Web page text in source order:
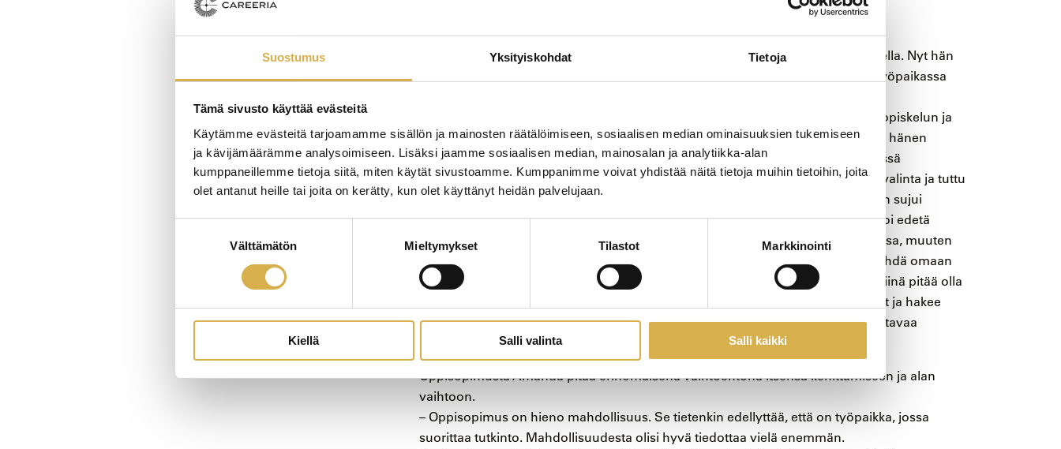
Suostumus Yksityiskohdat Tietoja
Tämä sivusto käyttää evästeitä
Käytämme evästeitä tarjoamamme sisällön ja mainosten räätälöimiseen, sosiaalisen median ominaisuuksien tukemiseen
ja kävijämäärämme analysoimiseen. Lisäksi jaamme sosiaalisen median, mainosalan ja analytiikka-alan
kumppaneillemme tietoja siitä, miten käytät sivustoamme. Kumppanimme voivat yhdistää näitä tietoja muihin tietoihin, joita
olet antanut heille tai joita on kerätty, kun olet käyttänyt heidän palvelujaan.
Välttämätön Mieltymykset Tilastot Markkinointi
Kiellä Salli valinta Salli kaikki
Amanda on tyytyväinen, että uuden ammatin opiskelu onnistui oppisopimuksella. Nyt hän
aloittelee jo uutta uraa reilun puolentoista vuoden opintojen jälkeen uudessa työpaikassa
– En halunnut heittäytyä opiskelemaan täysipäiväisesti, vaan halusin yhdistää opiskelun ja
työn. Niinpä puhuin äitini kanssa mahdollisuudesta opiskella oppisopimuksella hänen
liikkeessään Hius- ja meikkistudio Tingel Tangelissa Porvoossa. Äiti oli yhteydessä
Careeriaan, ja oppisopimukselle näytettiin vihreää valoa. Careeria oli luonteva valinta ja tuttu
paikka jo lähihoitajaopintojen ajoilta. Oppisopimuksella tutkinnon suorittaminen sujui
normaalia nopeammin. Varasimme kuitenkin riittävästi aikaa, että opinnoissa voi edetä
rauhassa ja oppia asiat perusteellisesti. Suoritin kampauskurssin lähiopetuksessa, muuten
opiskelin verkossa tai työpaikalla. Verkkokurssien hyvä puoli oli, että asiat sai tehdä omaan
tahtiinsa ja mihin aikaa itselle sopi. Oppisopimusopiskelu on itsenäistä, mutta siinä pitää olla
motivoitunut ja itse osata kantaa vastuu, olla itseohjautuva, että ymmärtää asiat ja hakee
tarvittaessa tietoa. Nyt valmistuin sitten marraskuussa, Amanda hehkuttaa joustavaa
alanvaihdostaan.
Oppisopimusta Amanda pitää erinomaisena vaihtoehtona itsensä kehittämiseen ja alan
vaihtoon.
– Oppisopimus on hieno mahdollisuus. Se tietenkin edellyttää, että on työpaikka, jossa
suorittaa tutkinto. Mahdollisuudesta olisi hyvä tiedottaa vielä enemmän.